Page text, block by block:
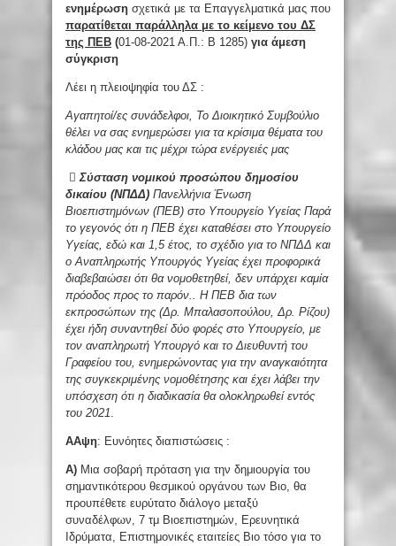
ενημέρωση σχετικά με τα Επαγγελματικά μας που
παρατίθεται παράλληλα με το κείμενο του ΔΣ
της ΠΕΒ (01-08-2021 Α.Π.: Β 1285) για άμεση
σύγκριση
Λέει η πλειοψηφία του ΔΣ :
Αγαπητοί/ες συνάδελφοι, Το Διοικητικό Συμβούλιο
θέλει να σας ενημερώσει για τα κρίσιμα θέματα του
κλάδου μας και τις μέχρι τώρα ενέργειές μας
 Σύσταση νομικού προσώπου δημοσίου
δικαίου (ΝΠΔΔ) Πανελλήνια Ένωση
Βιοεπιστημόνων (ΠΕΒ) στο Υπουργείο Υγείας Παρά
το γεγονός ότι η ΠΕΒ έχει καταθέσει στο Υπουργείο
Υγείας, εδώ και 1,5 έτος, το σχέδιο για το ΝΠΔΔ και
ο Αναπληρωτής Υπουργός Υγείας έχει προφορικά
διαβεβαιώσει ότι θα νομοθετηθεί, δεν υπάρχει καμία
πρόοδος προς το παρόν.. Η ΠΕΒ δια των
εκπροσώπων της (Δρ. Μπαλασοπούλου, Δρ. Ρίζου)
έχει ήδη συναντηθεί δύο φορές στο Υπουργείο, με
τον αναπληρωτή Υπουργό και το Διευθυντή του
Γραφείου του, ενημερώνοντας για την αναγκαιότητα
της συγκεκριμένης νομοθέτησης και έχει λάβει την
υπόσχεση ότι η διαδικασία θα ολοκληρωθεί εντός
του 2021.
ΑΑψη: Eυνόητες διαπιστώσεις :
Α) Μια σοβαρή πρόταση για την δημιουργία του
σημαντικότερου θεσμικού οργάνου των Βιο, θα
προυπέθετε ευρύτατο διάλογο μεταξύ
συναδέλφων, 7 τμ Βιοεπιστημών, Ερευνητικά
Ιδρύματα, Επιστημονικές εταιτείες Βιο τόσο για το